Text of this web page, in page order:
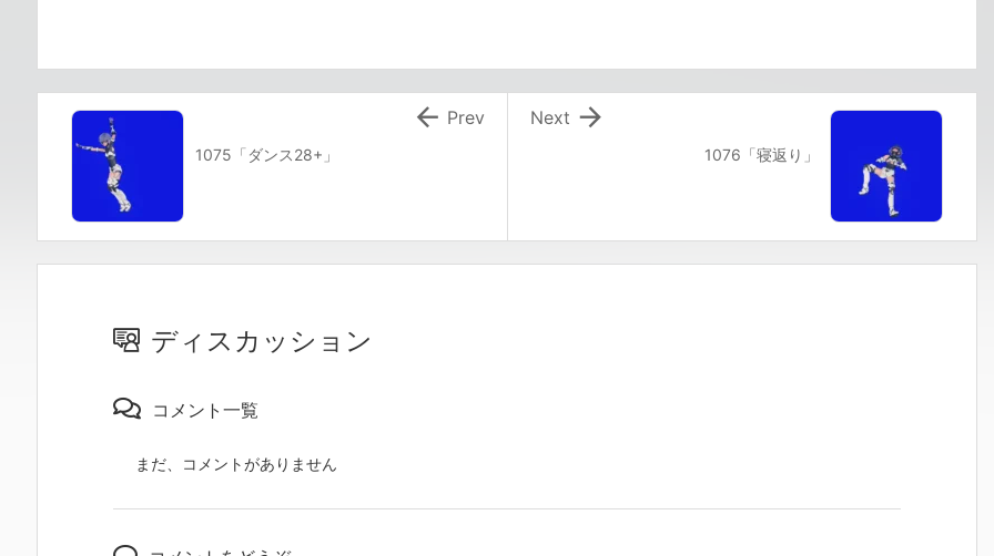
1076「寝返り」

Next
1075「ダンス28+」
 Prev
ディスカッション
コメント一覧
まだ、コメントがありません